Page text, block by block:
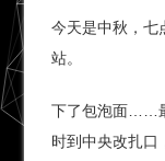
今天是中秋，七
站。
下了包泡面……
时到中央改扎口